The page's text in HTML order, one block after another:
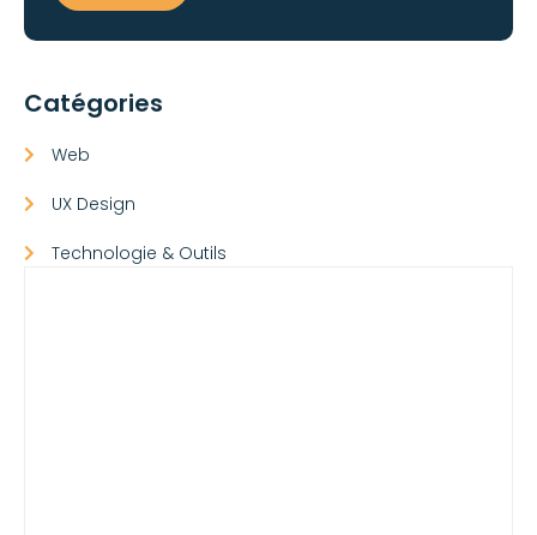
Catégories
Web
UX Design
Technologie & Outils